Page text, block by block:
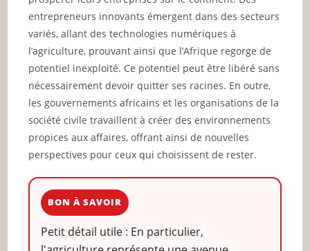
entrepreneurs innovants émergent dans des secteurs
variés, allant des technologies numériques à
l’agriculture, prouvant ainsi que l’Afrique regorge de
potentiel inexploité. Ce potentiel peut être libéré sans
nécessairement devoir quitter ses racines. En outre,
les gouvernements africains et les organisations de la
société civile travaillent à créer des environnements
propices aux affaires, offrant ainsi de nouvelles
perspectives pour ceux qui choisissent de rester.
BON À SAVOIR
Petit détail utile : En particulier,